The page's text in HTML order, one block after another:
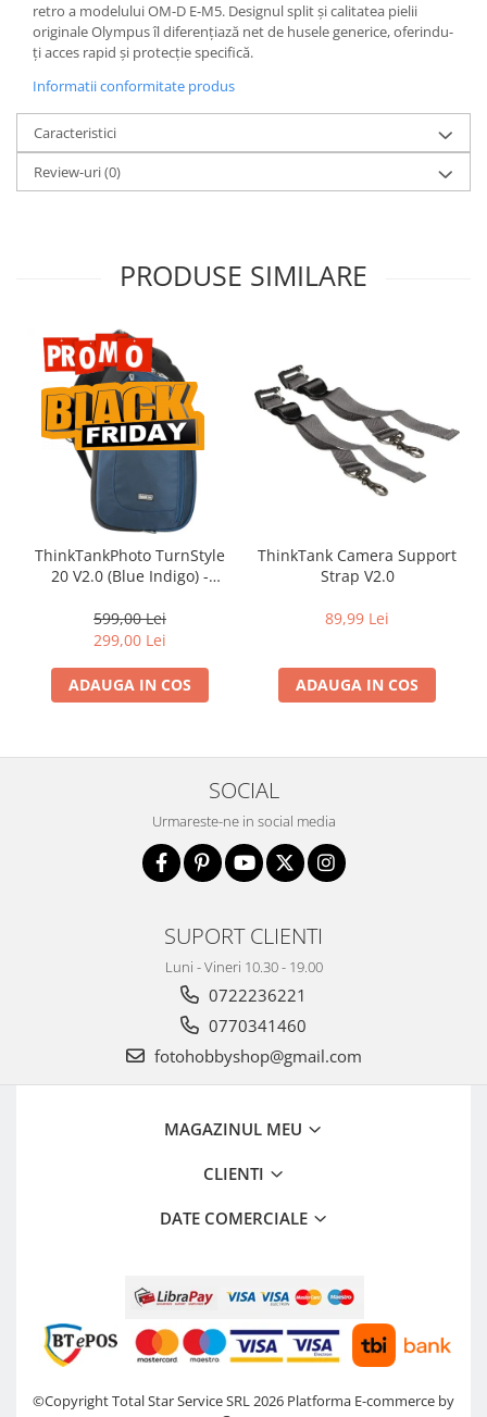
Aparate foto de colectie TLR -
Biobiective
Aparate foto de colectie , Stereo
Aparate foto de colectie -
Miniaturi
Accesorii pt. aparate foto de
colectie
Reviste, carti si software
Aparate foto SECOND HAND
Aparate foto Mirrorless (SH)
Aparate foto DSLR (SH)
Aparate foto SLR (pe film) (SH)
Aparate Foto Compacte (SH)
Obiective foto SECOND HAND
Obiective foto Mirrorless (SH)
Obiective foto DSLR (SH)
Obiective foto SLR (pe film) (SH)
SECOND HAND
SECOND HAND
Video - Convertoare pe filet
Acumulatori si incarcatoare S.H.
Adaptoare pentru compacte
retro a modelului OM-D E-M5. Designul split și calitatea pielii
originale Olympus îl diferențiază net de husele generice, oferindu-
ți acces rapid și protecție specifică.
Informatii conformitate produs
Caracteristici
Review-uri(0)
PRODUSE SIMILARE
ThinkTankPhoto TurnStyle
20 V2.0 (Blue Indigo) -
bretea
599,00 Lei
299,00 Lei
ADAUGA IN COS
ThinkTank Camera Support
Strap V2.0
89,99 Lei
ADAUGA IN COS
SOCIAL
Urmareste-ne in social media
SUPORT CLIENTI
Luni - Vineri 10.30 - 19.00
0722236221
0770341460
fotohobbyshop@gmail.com
MAGAZINUL MEU
CLIENTI
DATE COMERCIALE
©Copyright Total Star Service SRL 2026 Platforma E-commerce by